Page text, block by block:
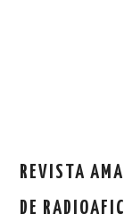
REVISTA
DE